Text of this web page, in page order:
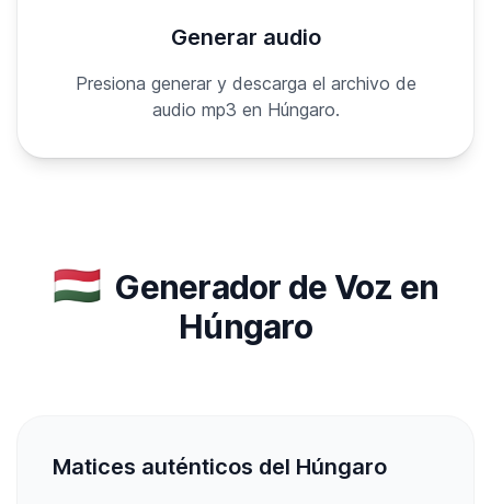
Generar audio
Presiona generar y descarga el archivo de
audio mp3 en Húngaro.
🇭🇺 Generador de Voz en
Húngaro
Matices auténticos del Húngaro